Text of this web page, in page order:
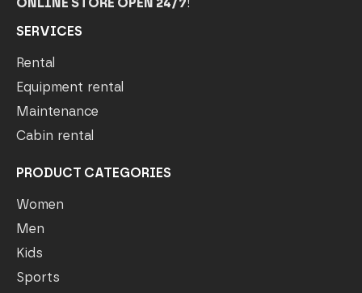
SERVICES
Rental
Equipment rental
Maintenance
Cabin rental
PRODUCT CATEGORIES
Women
Men
Kids
Sports